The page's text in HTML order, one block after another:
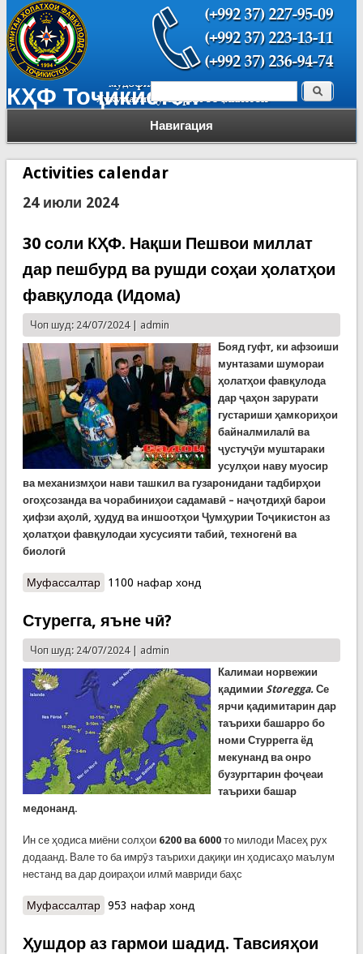
КҲФ Тоҷикистон
Навигация
Форма поиска Поиск
Activities calendar
24 июли 2024
30 соли КҲФ. Нақши Пешвои миллат
дар пешбурд ва рушди соҳаи ҳолатҳои
фавқулода (Идома)
Чоп шуд: 24/07/2024 | admin
Бояд гуфт, ки афзоиши
мунтазами шумораи
ҳолатҳои фавқулода
дар ҷаҳон зарурати
густариши ҳамкориҳои
байналмилалӣ ва
ҷустуҷӯи муштараки
усулҳои наву муосир
ва механизмҳои нави ташкил ва гузаронидани тадбирҳои
огоҳсозанда ва чорабиниҳои садамавӣ – наҷотдиҳӣ барои
ҳифзи аҳолӣ, ҳудуд ва иншоотҳои Ҷумҳурии Тоҷикистон аз
ҳолатҳои фавқулодаи хусусияти табиӣ, техногенӣ ва
биологӣ
Муфассалтаро 30 соли КҲФ. Нақши Пешвои миллат дар
(Идома)
1100 нафар хонд
Стурегга, яъне чӣ?
Чоп шуд: 24/07/2024 | admin
Калимаи норвежии
қадимии Storegga.Се
ярчи қадимитарин дар
таърихи башарро бо
номи Стуррегга ёд
мекунанд ва онро
бузургтарин фоҷеаи
таърихи башар
медонанд.
Ин се ҳодиса миёни солҳои 6200 ва 6000то милоди Масеҳ рух
додаанд. Вале то ба имрӯз таърихи дақиқи ин ҳодисаҳо маълум
нестанд ва дар доираҳои илмӣ мавриди баҳс
Муфассалтаро Стурегга, яъне чӣ?
953 нафар хонд
Ҳушдор аз гармои шадид. Тавсияҳои